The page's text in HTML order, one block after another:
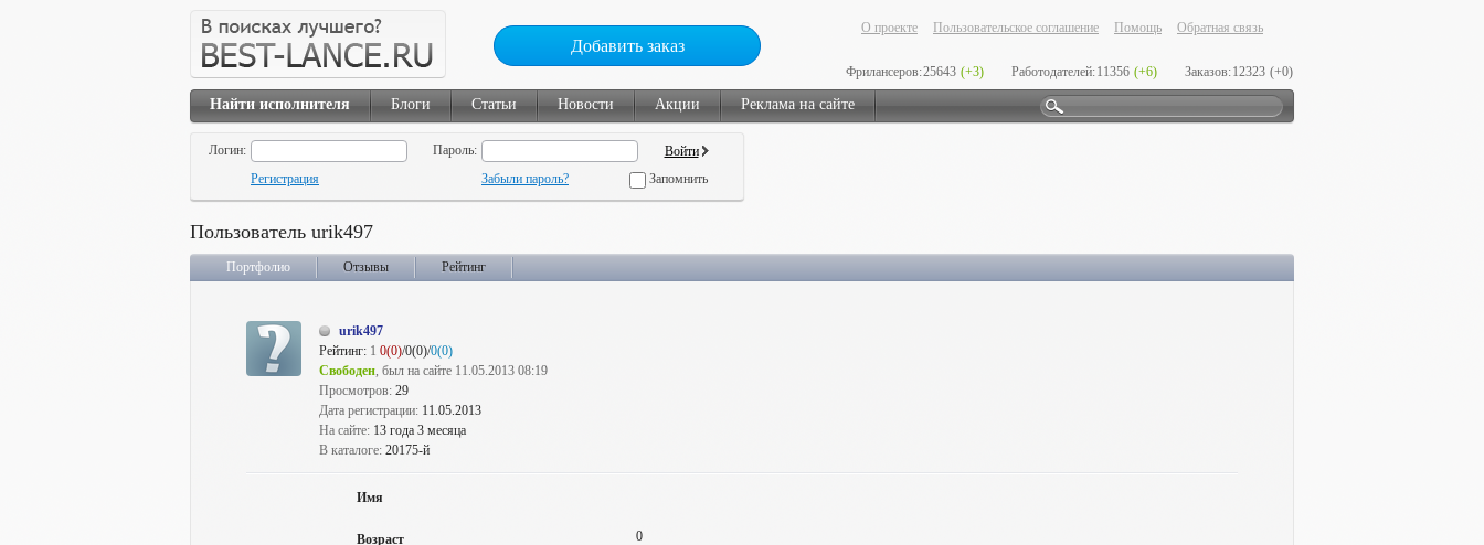
Добавить заказ
О проекте Пользовательское соглашение Помощь Обратная связь
Фрилансеров:25643 (+3) Работодателей:11356 (+6) Заказов:12323 (+0)
Найти исполнителя Блоги Статьи Новости Акции Реклама на сайте
Логин:
Пароль:
Регистрация
Забыли пароль? Запомнить
Пользователь urik497
Портфолио Отзывы Рейтинг
urik497
Рейтинг: 1 0(0)/0(0)/0(0)
Свободен, был на сайте 11.05.2013 08:19
Просмотров: 29
Дата регистрации: 11.05.2013
На сайте: 13 года 3 месяца
В каталоге: 20175-й
Имя
Возраст 0